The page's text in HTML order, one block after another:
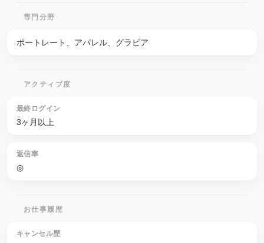
専門分野
ポートレート、アパレル、グラビア
アクティブ度
最終ログイン
3ヶ月以上
返信率
◎
お仕事履歴
キャンセル歴